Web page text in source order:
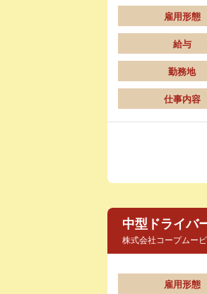
雇用形態
給与
勤務地
仕事内容
中型ドライバ
株式会社コープムー
雇用形態